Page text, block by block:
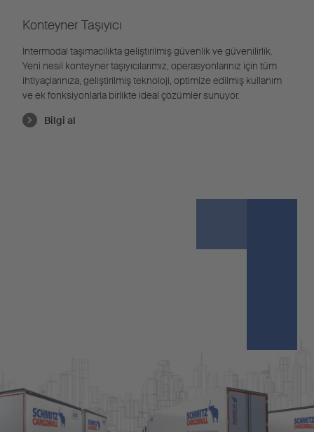
Konteyner Taşıyıcı
Intermodal taşımacılıkta geliştirilmiş güvenlik ve güvenilirlik.
Yeni nesil konteyner taşıyıcılarımız, operasyonlarınız için tüm
ihtiyaçlarınıza, geliştirilmiş teknoloji, optimize edilmiş kullanım
ve ek fonksiyonlarla birlikte ideal çözümler sunuyor.
Bilgi al